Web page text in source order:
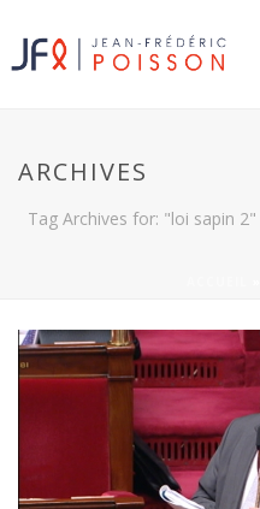
ARCHIVES
Tag Archives for: "loi sapin 2"